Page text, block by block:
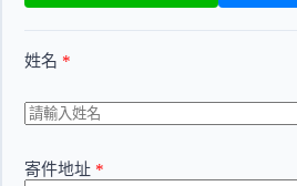
姓名 *
寄件地址 *